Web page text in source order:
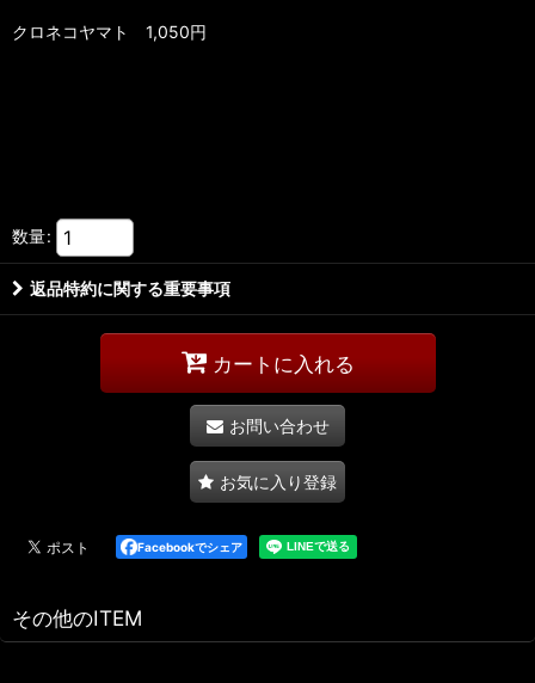
クロネコヤマト 1,050円
数量:
返品特約に関する重要事項
カートに入れる
お問い合わせ
お気に入り登録
Facebookでシェア
その他のITEM